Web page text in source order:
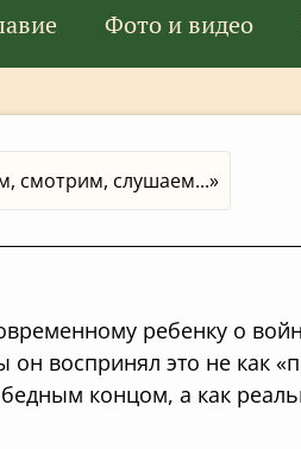
Фото и видео
смотрим, слушаем...»
ребенку о
он воспринял это не как
концом, а как